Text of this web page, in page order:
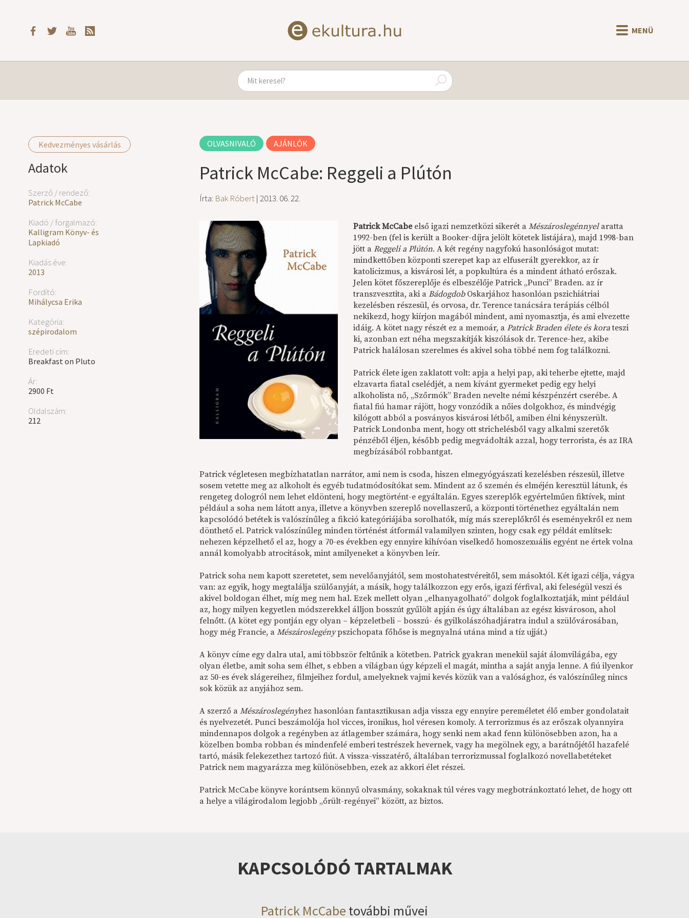
MENÜ
Kedvezményes vásárlás
Adatok
Szerző / rendező:
Patrick McCabe
Kiadó / forgalmazó:
Kalligram Könyv- és
Lapkiadó
Kiadás éve:
2013
Fordító:
Mihálycsa Erika
Kategória:
szépirodalom
Eredeti cím:
Breakfast on Pluto
Ár:
2900 Ft
Oldalszám:
212
OLVASNIVALÓ AJÁNLÓK
Patrick McCabe: Reggeli a Plútón
Írta: Bak Róbert| 2013. 06. 22.
Patrick McCabeelső igazi nemzetközi sikerét aMészároslegénnyelaratta
1992-ben (fel is került a Booker-díjra jelölt kötetek listájára), majd 1998-ban
jött aReggeli a Plútón. A két regény nagyfokú hasonlóságot mutat:
mindkettőben központi szerepet kap az elfuserált gyerekkor, az ír
katolicizmus, a kisvárosi lét, a popkultúra és a mindent átható erőszak.
Jelen kötet főszereplője és elbeszélője Patrick „Punci” Braden. az ír
transzvesztita, aki aBádogdobOskarjához hasonlóan pszichiátriai
kezelésben részesül, és orvosa, dr. Terence tanácsára terápiás célból
nekikezd, hogy kiírjon magából mindent, ami nyomasztja, és ami elvezette
idáig. A kötet nagy részét ez a memoár, aPatrick Braden élete és korateszi
ki, azonban ezt néha megszakítják kiszólások dr. Terence-hez, akibe
Patrick halálosan szerelmes és akivel soha többé nem fog találkozni.
Patrick élete igen zaklatott volt: apja a helyi pap, aki teherbe ejtette, majd
elzavarta fiatal cselédjét, a nem kívánt gyermeket pedig egy helyi
alkoholista nő, „Szőrmók” Braden nevelte némi készpénzért cserébe. A
fiatal fiú hamar rájött, hogy vonzódik a nőies dolgokhoz, és mindvégig
kilógott abból a posványos kisvárosi létből, amiben élni kényszerült.
Patrick Londonba ment, hogy ott strichelésből vagy alkalmi szeretők
pénzéből éljen, később pedig megvádolták azzal, hogy terrorista, és az IRA
megbízásából robbantgat.
Patrick végletesen megbízhatatlan narrátor, ami nem is csoda, hiszen elmegyógyászati kezelésben részesül, illetve
sosem vetette meg az alkoholt és egyéb tudatmódosítókat sem. Mindent az ő szemén és elméjén keresztül látunk, és
rengeteg dologról nem lehet eldönteni, hogy megtörtént-e egyáltalán. Egyes szereplők egyértelműen fiktívek, mint
például a soha nem látott anya, illetve a könyvben szereplő novellaszerű, a központi történethez egyáltalán nem
kapcsolódó betétek is valószínűleg a fikció kategóriájába sorolhatók, míg más szereplőkről és eseményekről ez nem
dönthető el. Patrick valószínűleg minden történést átformál valamilyen szinten, hogy csak egy példát említsek:
nehezen képzelhető el az, hogy a 70-es években egy ennyire kihívóan viselkedő homoszexuális egyént ne értek volna
annál komolyabb atrocitások, mint amilyeneket a könyvben leír.
Patrick soha nem kapott szeretetet, sem nevelőanyjától, sem mostohatestvéreitől, sem másoktól. Két igazi célja, vágya
van: az egyik, hogy megtalálja szülőanyját, a másik, hogy találkozzon egy erős, igazi férfival, aki feleségül veszi és
akivel boldogan élhet, míg meg nem hal. Ezek mellett olyan „elhanyagolható” dolgok foglalkoztatják, mint például
az, hogy milyen kegyetlen módszerekkel álljon bosszút gyűlölt apján és úgy általában az egész kisvároson, ahol
felnőtt. (A kötet egy pontján egy olyan – képzeletbeli – bosszú- és gyilkolászóhadjáratra indul a szülővárosában,
hogy még Francie, aMészároslegénypszichopata főhőse is megnyalná utána mind a tíz ujját.)
A könyv címe egy dalra utal, ami többször feltűnik a kötetben. Patrick gyakran menekül saját álomvilágába, egy
olyan életbe, amit soha sem élhet, s ebben a világban úgy képzeli el magát, mintha a saját anyja lenne. A fiú ilyenkor
az 50-es évek slágereihez, filmjeihez fordul, amelyeknek vajmi kevés közük van a valósághoz, és valószínűleg nincs
sok közük az anyjához sem.
A szerző aMészároslegényhez hasonlóan fantasztikusan adja vissza egy ennyire pereméletet élő ember gondolatait
és nyelvezetét. Punci beszámolója hol vicces, ironikus, hol véresen komoly. A terrorizmus és az erőszak olyannyira
mindennapos dolgok a regényben az átlagember számára, hogy senki nem akad fenn különösebben azon, ha a
közelben bomba robban és mindenfelé emberi testrészek hevernek, vagy ha megölnek egy, a barátnőjétől hazafelé
tartó, másik felekezethez tartozó fiút. A vissza-visszatérő, általában terrorizmussal foglalkozó novellabetéteket
Patrick nem magyarázza meg különösebben, ezek az akkori élet részei.
Patrick McCabe könyve korántsem könnyű olvasmány, sokaknak túl véres vagy megbotránkoztató lehet, de hogy ott
a helye a világirodalom legjobb „őrült-regényei” között, az biztos.
KAPCSOLÓDÓ TARTALMAK
Patrick McCabe további művei